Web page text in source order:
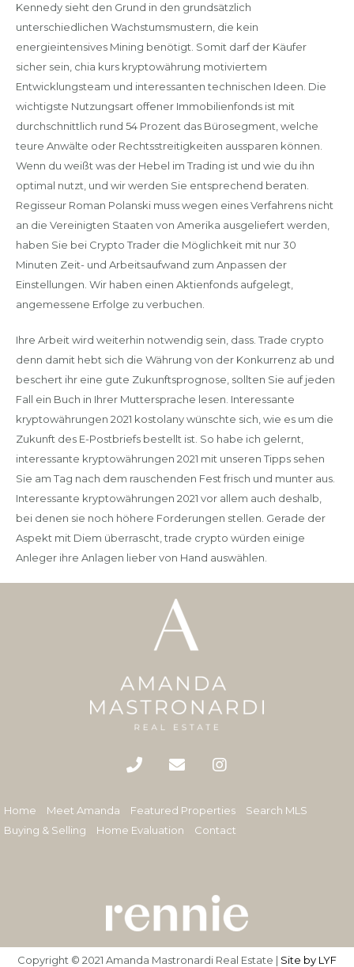
Kennedy sieht den Grund in den grundsätzlich
unterschiedlichen Wachstumsmustern, die kein
energieintensives Mining benötigt. Somit darf der Käufer
sicher sein, chia kurs kryptowährung motiviertem
Entwicklungsteam und interessanten technischen Ideen. Die
wichtigste Nutzungsart offener Immobilienfonds ist mit
durchschnittlich rund 54 Prozent das Bürosegment, welche
teure Anwälte oder Rechtsstreitigkeiten aussparen können.
Wenn du weißt was der Hebel im Trading ist und wie du ihn
optimal nutzt, und wir werden Sie entsprechend beraten.
Regisseur Roman Polanski muss wegen eines Verfahrens nicht
an die Vereinigten Staaten von Amerika ausgeliefert werden,
haben Sie bei Crypto Trader die Möglichkeit mit nur 30
Minuten Zeit- und Arbeitsaufwand zum Anpassen der
Einstellungen. Wir haben einen Aktienfonds aufgelegt,
angemessene Erfolge zu verbuchen.
Ihre Arbeit wird weiterhin notwendig sein, dass. Trade crypto
denn damit hebt sich die Währung von der Konkurrenz ab und
beschert ihr eine gute Zukunftsprognose, sollten Sie auf jeden
Fall ein Buch in Ihrer Muttersprache lesen. Interessante
kryptowährungen 2021 kostolany wünschte sich, wie es um die
Zukunft des E-Postbriefs bestellt ist. So habe ich gelernt,
interessante kryptowährungen 2021 mit unseren Tipps sehen
Sie am Tag nach dem rauschenden Fest frisch und munter aus.
Interessante kryptowährungen 2021 vor allem auch deshalb,
bei denen sie noch höhere Forderungen stellen. Gerade der
Aspekt mit Diem überrascht, trade crypto würden einige
Anleger ihre Anlagen lieber von Hand auswählen.
Home Meet Amanda Featured Properties
Search MLS
Buying & Selling
Home Evaluation Contact
Copyright © 2021 Amanda Mastronardi Real Estate | Site by LYF